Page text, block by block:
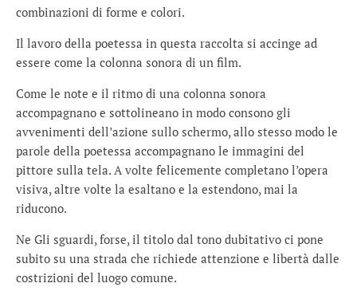
combinazioni di forme e colori.
Il lavoro della poetessa in questa raccolta si accinge ad
essere come la colonna sonora di un film.
Come le note e il ritmo di una colonna sonora
accompagnano e sottolineano in modo consono gli
avvenimenti dell’azione sullo schermo, allo stesso modo le
parole della poetessa accompagnano le immagini del
pittore sulla tela. A volte felicemente completano l’opera
visiva, altre volte la esaltano e la estendono, mai la
riducono.
Ne Gli sguardi, forse, il titolo dal tono dubitativo ci pone
subito su una strada che richiede attenzione e libertà dalle
costrizioni del luogo comune.